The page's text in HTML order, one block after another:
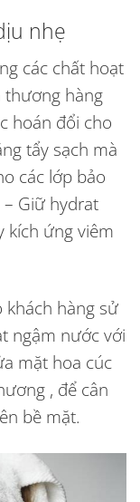
nhẹ
các chất hoạt
thương hàng
hoán đổi cho
tẩy sạch mà
các lớp bảo
Giữ hydrat
kích ứng viêm
khách hàng sử
ngậm nước với
mặt hoa cúc
, để cân
bề mặt.